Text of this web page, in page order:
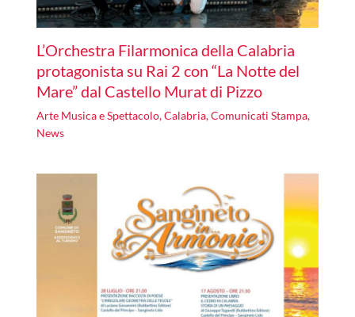
L’Orchestra Filarmonica della Calabria
protagonista su Rai 2 con “La Notte del
Mare” dal Castello Murat di Pizzo
Arte Musica e Spettacolo,Calabria,Comunicati Stampa,
News